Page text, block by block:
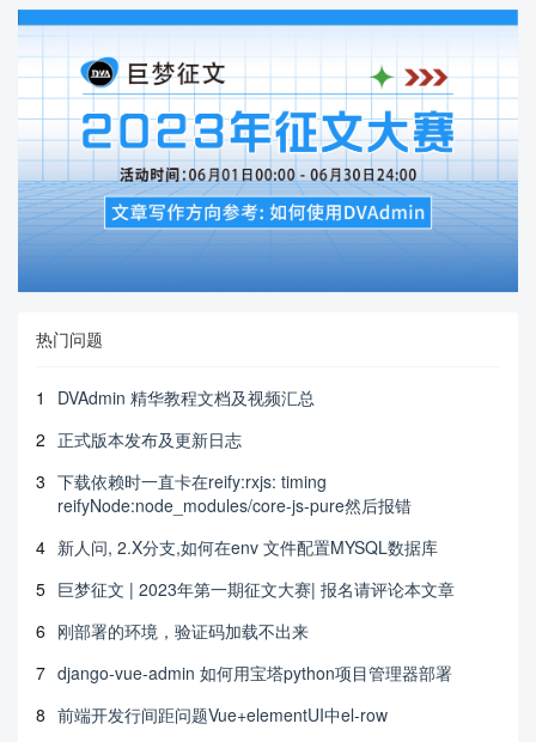
热门问题
1
DVAdmin 精华教程文档及视频汇总
2 正式版本发布及更新日志
3 下载依赖时一直卡在reify:rxjs: timing
reifyNode:node_modules/core-js-pure然后报错
4 新人问, 2.X分支,如何在env 文件配置MYSQL数据库
5 巨梦征文 | 2023年第一期征文大赛| 报名请评论本文章
6 刚部署的环境，验证码加载不出来
7 django-vue-admin 如何用宝塔python项目管理器部署
8 前端开发行间距问题Vue+elementUI中el-row